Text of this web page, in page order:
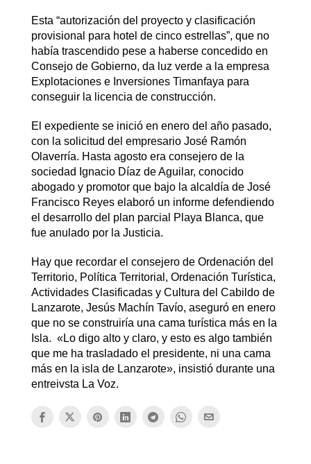
Esta “autorización del proyecto y clasificación
provisional para hotel de cinco estrellas”, que no
había trascendido pese a haberse concedido en
Consejo de Gobierno, da luz verde a la empresa
Explotaciones e Inversiones Timanfaya para
conseguir la licencia de construcción.
El expediente se inició en enero del año pasado,
con la solicitud del empresario José Ramón
Olaverría. Hasta agosto era consejero de la
sociedad Ignacio Díaz de Aguilar, conocido
abogado y promotor que bajo la alcaldía de José
Francisco Reyes elaboró un informe defendiendo
el desarrollo del plan parcial Playa Blanca, que
fue anulado por la Justicia.
Hay que recordar el consejero de Ordenación del
Territorio, Política Territorial, Ordenación Turística,
Actividades Clasificadas y Cultura del Cabildo de
Lanzarote, Jesús Machín Tavío, aseguró en enero
que no se construiría una cama turística más en la
Isla. «Lo digo alto y claro, y esto es algo también
que me ha trasladado el presidente, ni una cama
más en la isla de Lanzarote», insistió durante una
entreivsta La Voz.